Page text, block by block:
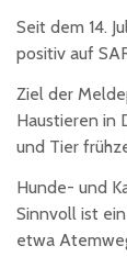
Seit dem 14.
positiv auf
Ziel der
Haustieren in
und Tier
Hunde- und
Sinnvoll ist
etwa